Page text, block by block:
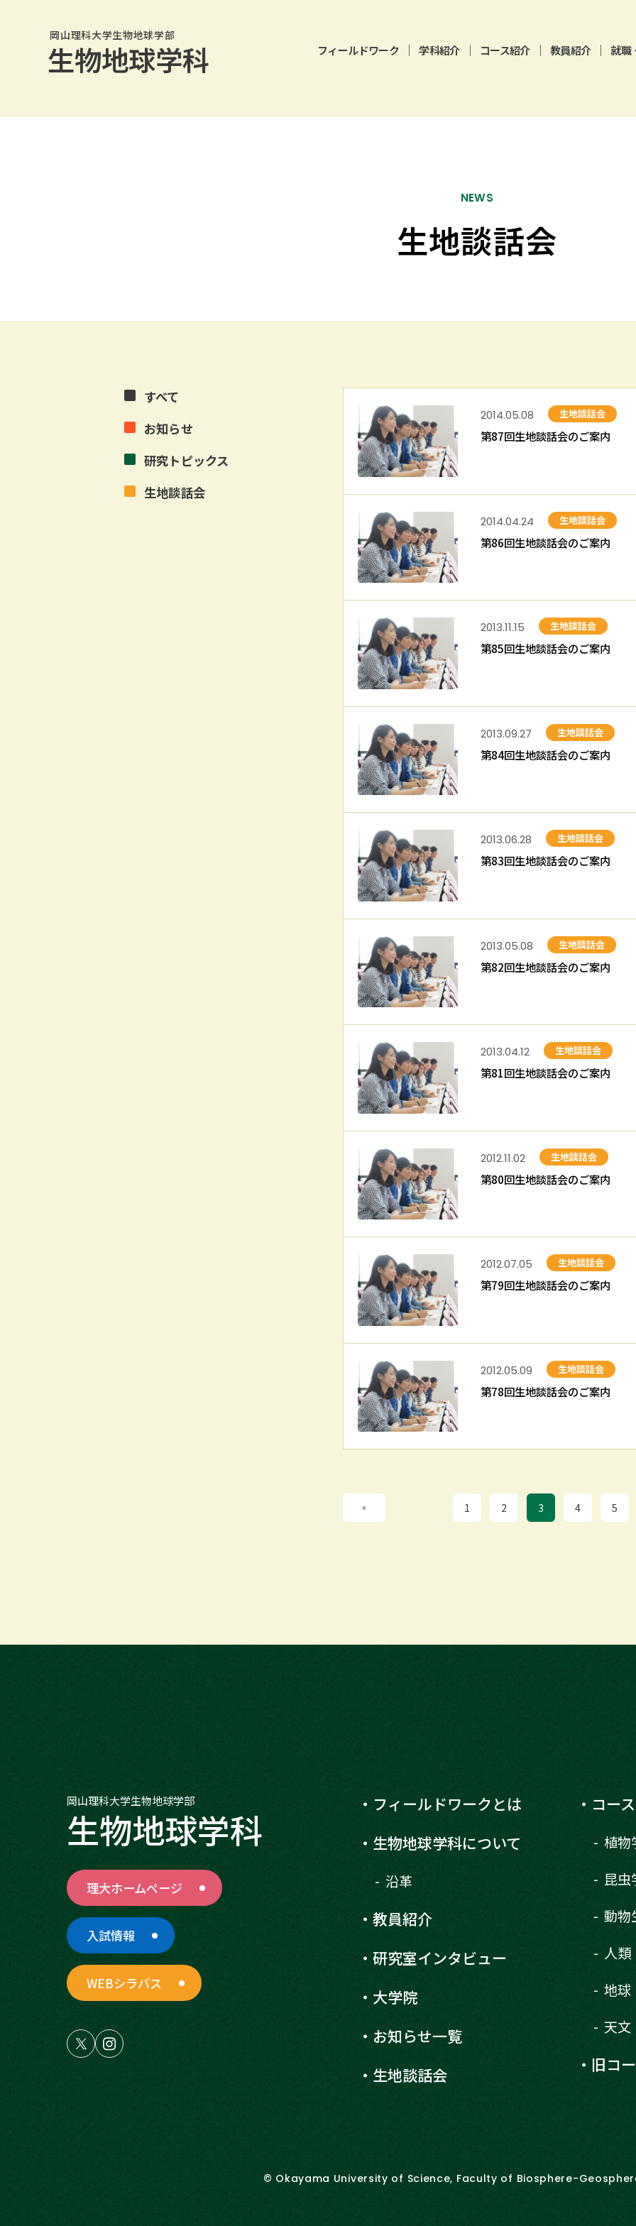
生物地球学科
生物地球学科について
卒業後の進路
植物学
地球・災害科学
天文・気象学
理大ホームページ
岡山理科大学生物地球学部
生物地球学科 フィールドワーク 学科紹介 コース紹介 教員紹介 就職
NEWS
生地談話会
2014.05.08 生地談話会
第87回生地談話会のご案内
2014.04.24 生地談話会
第86回生地談話会のご案内
2013.11.15 生地談話会
第85回生地談話会のご案内
2013.09.27 生地談話会
第84回生地談話会のご案内
2013.06.28 生地談話会
第83回生地談話会のご案内
2013.05.08 生地談話会
第82回生地談話会のご案内
2013.04.12 生地談話会
第81回生地談話会のご案内
2012.11.02 生地談話会
第80回生地談話会のご案内
2012.07.05 生地談話会
第79回生地談話会のご案内
2012.05.09 生地談話会
第78回生地談話会のご案内
« 1 2 3 4 5
すべて
お知らせ
研究トピックス
生地談話会
岡山理科大学生物地球学部
生物地球学科
フィールドワークとは
生物地球学科について
沿革
教員紹介
研究室インタビュー
大学院
お知らせ一覧
生地談話会
コー
植物
昆虫
動物
人類
地球
天文
旧コ
理大ホームページ
入試情報
WEBシラバス
© Okayama University of Science, Faculty of Biosphere-